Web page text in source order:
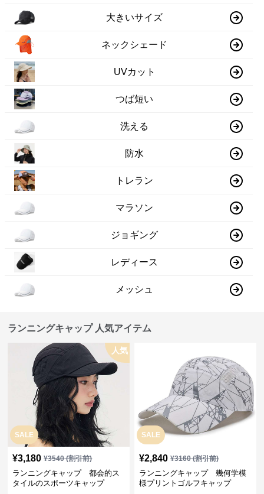
大きいサイズ
ネックシェード
UVカット
つば短い
洗える
防水
トレラン
マラソン
ジョギング
レディース
メッシュ
ランニングキャップ 人気アイテム
SALE
人気
¥3,180 ¥3540(割引前)
ランニングキャップ 都会的ス
タイルのスポーツキャップ
SALE
¥2,840 ¥3160(割引前)
ランニングキャップ 幾何学模
様プリントゴルフキャップ